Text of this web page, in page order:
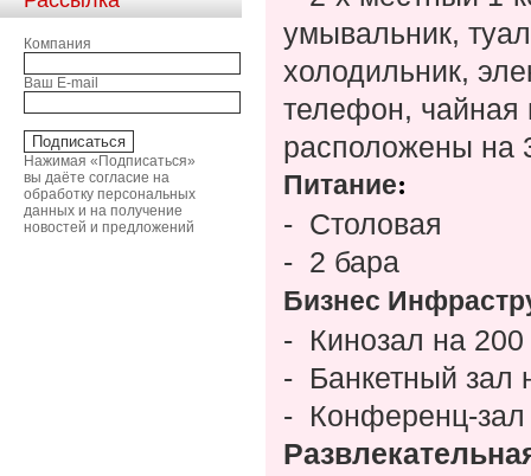
Компания
Ваш E-mail
Нажимая «Подписаться»
вы даёте согласие на
обработку персональных
данных и на получение
новостей и предложений
умывальник,
холодильник,
телефон, чайная
расположены на
Питание:
- Столовая
- 2 бара
Бизнес
- Кинозал на
- Банкетный зал
- Конференц-зал